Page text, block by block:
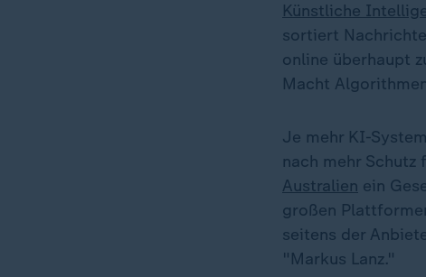
Künstliche
sortiert
online überhaupt
Macht
Je mehr KI-
nach mehr
Australien ein
großen
seitens der
"Markus Lanz."